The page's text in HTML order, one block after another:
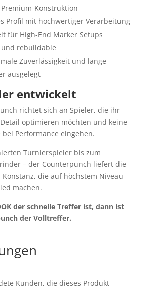
Konstruktion
Profil mit hochwertiger Verarbeitung
für High-End Marker Setups
rebuildable
Zuverlässigkeit und lange
ausgelegt
entwickelt
richtet sich an Spieler, die ihr
optimieren möchten und keine
bei Performance eingehen.
Turnierspieler bis zum
– der Counterpunch liefert die
Konstanz, die auf höchstem Niveau
machen.
der schnelle Treffer ist, dann ist
der Volltreffer.
Kunden, die dieses Produkt